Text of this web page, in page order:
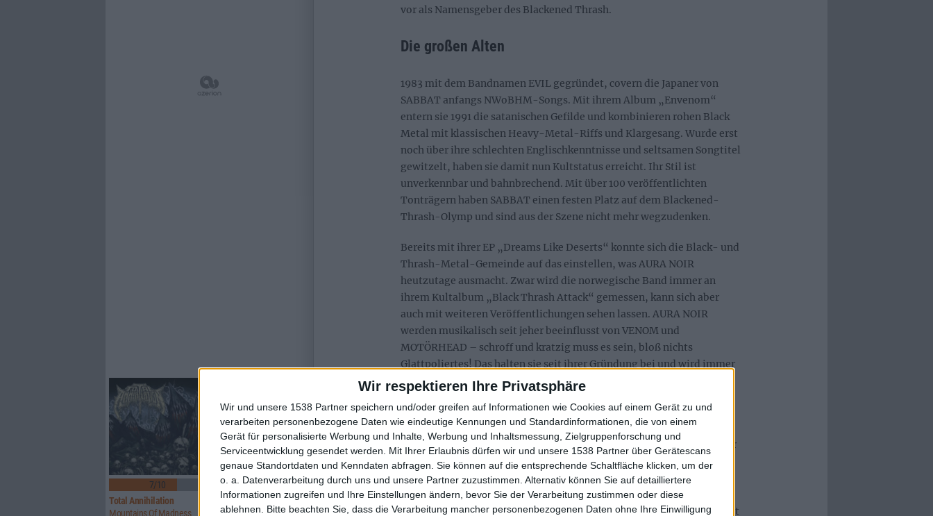
Wir respektieren Ihre Privatsphäre
Wir und unsere 1538 Partner speichern und/oder greifen auf Informationen wie Cookies auf einem Gerät zu und
verarbeiten personenbezogene Daten wie eindeutige Kennungen und Standardinformationen, die von einem
Gerät für personalisierte Werbung und Inhalte, Werbung und Inhaltsmessung, Zielgruppenforschung und
Serviceentwicklung gesendet werden.
Mit Ihrer Erlaubnis dürfen wir und unsere 1538 Partner über Gerätescans
genaue Standortdaten und Kenndaten abfragen. Sie können auf die entsprechende Schaltfläche klicken, um der
o. a. Datenverarbeitung durch uns und unsere Partner zuzustimmen. Alternativ können Sie auf detailliertere
Informationen zugreifen und Ihre Einstellungen ändern, bevor Sie der Verarbeitung zustimmen oder diese
ablehnen.
Bitte beachten Sie, dass die Verarbeitung mancher personenbezogenen Daten ohne Ihre Einwilligung
vor als Namensgeber des Blackened Thrash.
Die großen Alten
1983 mit dem Bandnamen EVIL gegründet, covern die Japaner von
SABBAT anfangs NWoBHM-Songs. Mit ihrem Album „Envenom“
entern sie 1991 die satanischen Gefilde und kombinieren rohen Black
Metal mit klassischen Heavy-Metal-Riffs und Klargesang. Wurde erst
noch über ihre schlechten Englischkenntnisse und seltsamen Songtitel
gewitzelt, haben sie damit nun Kultstatus erreicht. Ihr Stil ist
unverkennbar und bahnbrechend. Mit über 100 veröffentlichten
Tonträgern haben SABBAT einen festen Platz auf dem Blackened-
Thrash-Olymp und sind aus der Szene nicht mehr wegzudenken.
Bereits mit ihrer EP „Dreams Like Deserts“ konnte sich die Black- und
Thrash-Metal-Gemeinde auf das einstellen, was AURA NOIR
heutzutage ausmacht. Zwar wird die norwegische Band immer an
ihrem Kultalbum „Black Thrash Attack“ gemessen, kann sich aber
auch mit weiteren Veröffentlichungen sehen lassen. AURA NOIR
werden musikalisch seit jeher beeinflusst von VENOM und
MOTÖRHEAD – schroff und kratzig muss es sein, bloß nichts
Glattpoliertes! Das halten sie seit ihrer Gründung bei und wird immer
der Wiedererkennungswert von AURA NOIR sein.
Eine Band, die Genrekenner stante pede in den Sinn kommen sollte,
sind NIFELHEIM aus Schweden. 1994 erscheint ihr erstes Album mit
dem Namen „Nifelheim“. Es punktet mit starken, räudigen Zügen der
ersten Generation des Thrash mit nicht von der Hand zu weisenden
Black Metal Einflüssen, die aufgrund der antichristlichen Texte noch
verdeutlicht werden. Selbst bei neueren Alben bleibt die Band ihrer
Linie treu. NIFELHEIM wehren sich laut Sänger Hellbutcher vehement
7/10
Total Annihilation
Mountains Of Madness
8/10
Transilvania
Magia Posthuma